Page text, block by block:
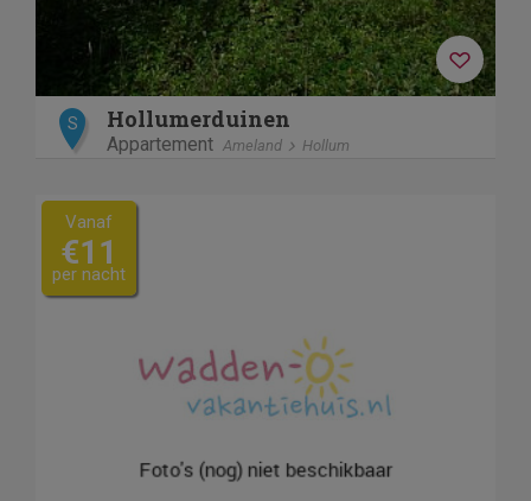
S Hollumerduinen
Appartement Ameland Hollum
Vanaf
€11
per nacht